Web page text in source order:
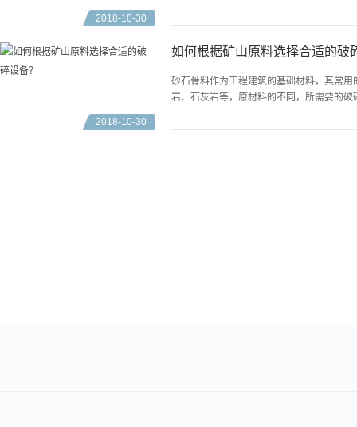
2018-10-30
2018-10-30
如何根据矿山原料选择合适的破
砂石骨料作为工程建筑的基础材料，其常用
岩、石灰岩等，原材料的不同，所需要的破